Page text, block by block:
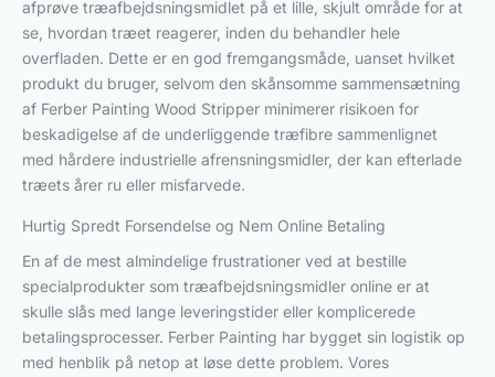
afprøve træafbejdsningsmidlet på et lille, skjult område for at
se, hvordan træet reagerer, inden du behandler hele
overfladen. Dette er en god fremgangsmåde, uanset hvilket
produkt du bruger, selvom den skånsomme sammensætning
af Ferber Painting Wood Stripper minimerer risikoen for
beskadigelse af de underliggende træfibre sammenlignet
med hårdere industrielle afrensningsmidler, der kan efterlade
træets årer ru eller misfarvede.
Hurtig Spredt Forsendelse og Nem Online Betaling
En af de mest almindelige frustrationer ved at bestille
specialprodukter som træafbejdsningsmidler online er at
skulle slås med lange leveringstider eller komplicerede
betalingsprocesser. Ferber Painting har bygget sin logistik op
med henblik på netop at løse dette problem. Vores